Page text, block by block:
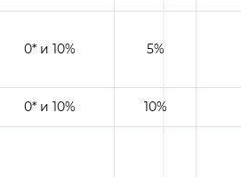
0* и 10% 5%
0* и 10% 10%